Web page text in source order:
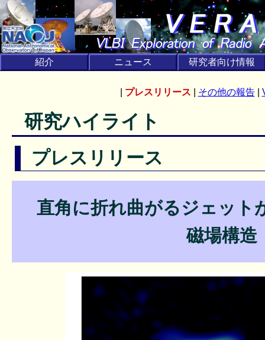
紹介 ニュース 研究者向け情報
プレスリリース その他の報告|
研究ハイライト
プレスリリース
直角に折れ曲がるジェット
磁場構造